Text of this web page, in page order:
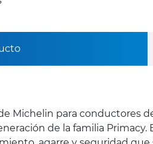
Michelin para conductores
de la familia